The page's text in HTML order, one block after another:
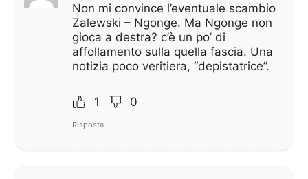
Non mi convince l’eventuale scambio
Zalewski – Ngonge. Ma Ngonge non
gioca a destra? c’è un po’ di
affollamento sulla quella fascia. Una
notizia poco veritiera, “depistatrice”.
1 0
Risposta